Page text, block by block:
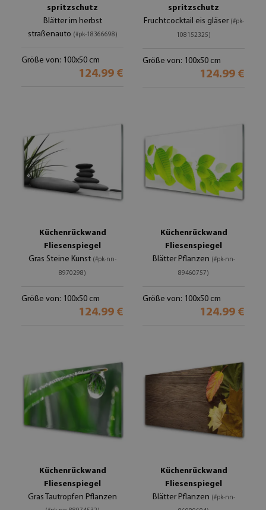
spritzschutz
Blätter im herbst
straßenauto (#pk-18366698)
Größe von: 100x50 cm
124.99 €
spritzschutz
Fruchtcocktail eis gläser (#pk-
108152325)
Größe von: 100x50 cm
124.99 €
Küchenrückwand
Fliesenspiegel
Gras Steine Kunst (#pk-nn-
8970298)
Größe von: 100x50 cm
124.99 €
Küchenrückwand
Fliesenspiegel
Blätter Pflanzen (#pk-nn-
89460757)
Größe von: 100x50 cm
124.99 €
Küchenrückwand
Fliesenspiegel
Gras Tautropfen Pflanzen
Küchenrückwand
Fliesenspiegel
Blätter Pflanzen (#pk-nn-